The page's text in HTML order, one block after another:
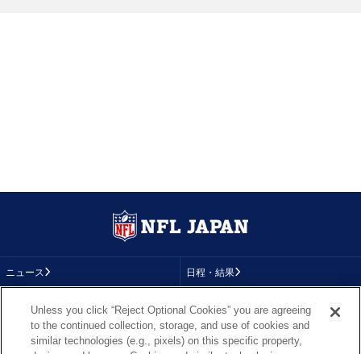
ニュース 日程・結果
コラム テレビ
画像
Unless you click “Reject Optional Cookies” you are agreeing
to the continued collection, storage, and use of cookies and
similar technologies (e.g., pixels) on this specific property,